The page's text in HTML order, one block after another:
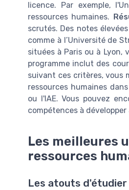
licence. Par exemple,
ressources humaines.
scrutés. Des notes
comme à l’Université de
situées à Paris ou à
programme inclut des
suivant ces critères, vous
ressources humaines
ou l'IAE. Vous pouvez
compétences à
Les meilleures
ressources
Les atouts d'étudier